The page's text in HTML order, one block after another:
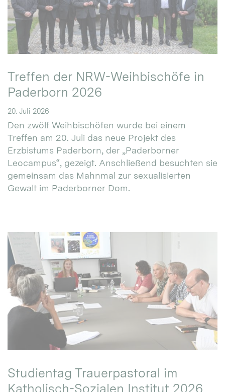
Treffen der NRW-Weihbischöfe in
Paderborn 2026
20. Juli 2026
Den zwölf Weihbischöfen wurde bei einem
Treffen am 20. Juli das neue Projekt des
Erzbistums Paderborn, der „Paderborner
Leocampus“, gezeigt. Anschließend besuchten sie
gemeinsam das Mahnmal zur sexualisierten
Gewalt im Paderborner Dom.
Studientag Trauerpastoral im
Katholisch-Sozialen Institut 2026